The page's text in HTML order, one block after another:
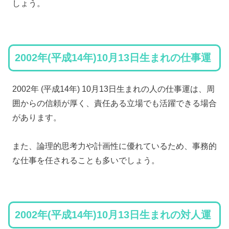
しょう。
2002年(平成14年)10月13日生まれの仕事運
2002年 (平成14年) 10月13日生まれの人の仕事運は、周
囲からの信頼が厚く、責任ある立場でも活躍できる場合
があります。
また、論理的思考力や計画性に優れているため、事務的
な仕事を任されることも多いでしょう。
2002年(平成14年)10月13日生まれの対人運